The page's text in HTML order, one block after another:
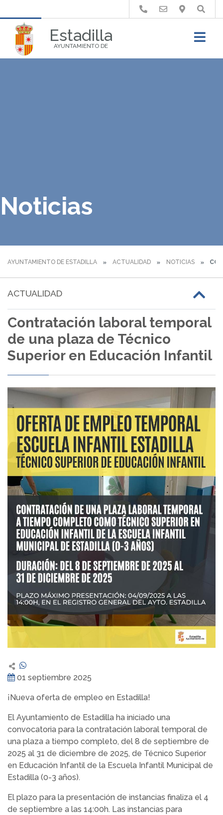
Estadilla
AYUNTAMIENTO DE
Buscar
Noticias
AYUNTAMIENTO DE ESTADILLA ACTUALIDAD NOTICIAS
ACTUALIDAD
Contratación laboral temporal
de una plaza de Técnico
Superior en Educación Infantil
01 septiembre 2025
¡Nueva oferta de empleo en Estadilla!
El Ayuntamiento de Estadilla ha iniciado una
convocatoria para la contratación laboral temporal de
una plaza a tiempo completo, del 8 de septiembre de
2025 al 31 de diciembre de 2025, de Técnico Superior
en Educación Infantil de la Escuela Infantil Municipal de
Estadilla (0-3 años).
El plazo para la presentación de instancias finaliza el 4
de septiembre a las 14:00h. Las instancias para